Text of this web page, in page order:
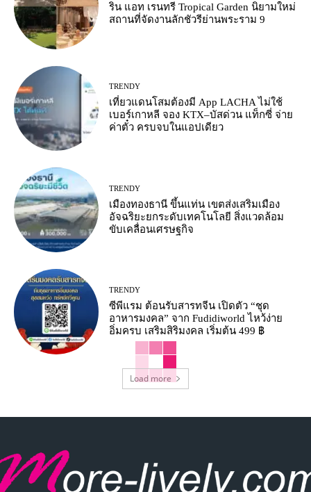
ริน แอท เรนทรี Tropical Garden นิยามใหม่
สถานที่จัดงานลักชัวรีย่านพระราม 9
TRENDY
เที่ยวแดนโสมต้องมี App LACHA ไม่ใช้
เบอร์เกาหลี จอง KTX–บัสด่วน แท็กซี่ จ่าย
ค่าตั๋ว ครบจบในแอปเดียว
TRENDY
เมืองทองธานี ขึ้นแท่น เขตส่งเสริมเมือง
อัจฉริยะยกระดับเทคโนโลยี สิ่งแวดล้อม
ขับเคลื่อนเศรษฐกิจ
TRENDY
ซีพีแรม ต้อนรับสารทจีน เปิดตัว “ชุด
อาหารมงคล” จาก Fudidiworld ไหว้ง่าย
อิ่มครบ เสริมสิริมงคล เริ่มต้น 499 ฿
Load more